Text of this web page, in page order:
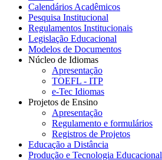
Calendários Acadêmicos
Pesquisa Institucional
Regulamentos Institucionais
Legislação Educacional
Modelos de Documentos
Núcleo de Idiomas
Apresentação
TOEFL - ITP
e-Tec Idiomas
Projetos de Ensino
Apresentação
Regulamento e formulários
Registros de Projetos
Educação a Distância
Produção e Tecnologia Educacional